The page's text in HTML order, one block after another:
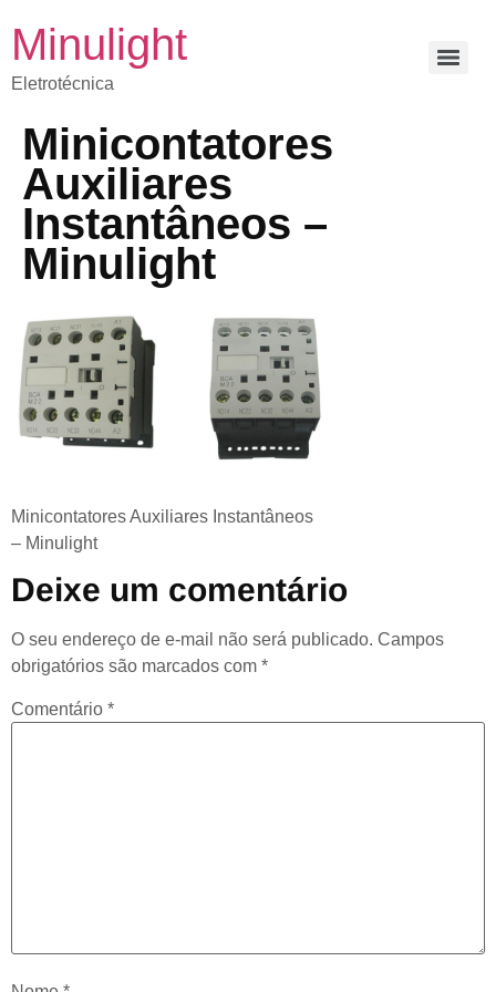
Minulight
Eletrotécnica
Minicontatores
Auxiliares
Instantâneos –
Minulight
Minicontatores Auxiliares Instantâneos
– Minulight
Deixe um comentário
O seu endereço de e-mail não será publicado. Campos
obrigatórios são marcados com *
Comentário *